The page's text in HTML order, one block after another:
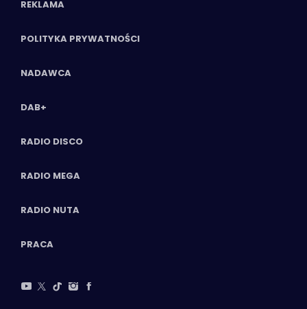
REKLAMA
POLITYKA PRYWATNOŚCI
NADAWCA
DAB+
RADIO DISCO
RADIO MEGA
RADIO NUTA
PRACA